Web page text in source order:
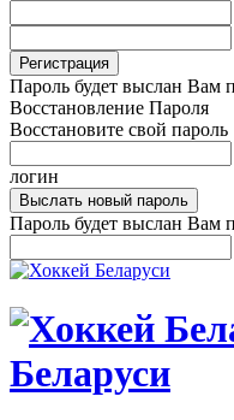
Пароль будет выслан Вам
Восстановление Пароля
Восстановите свой пароль
логин
Пароль будет выслан Вам
Беларуси